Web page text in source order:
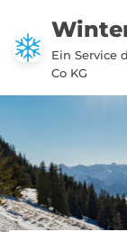
Zum
Inhalt
springen
Ein Service
Co KG